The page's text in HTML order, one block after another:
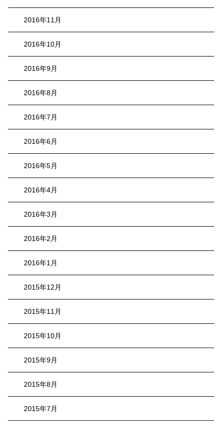
2016年11月
2016年10月
2016年9月
2016年8月
2016年7月
2016年6月
2016年5月
2016年4月
2016年3月
2016年2月
2016年1月
2015年12月
2015年11月
2015年10月
2015年9月
2015年8月
2015年7月